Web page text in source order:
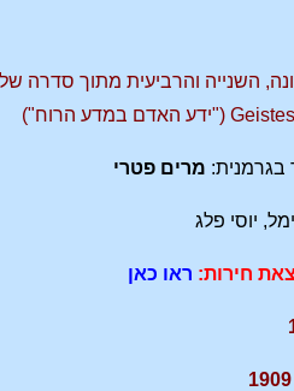
בגרמנית: מרים פטרי
יוסי פלג
חירות: ראו כאן